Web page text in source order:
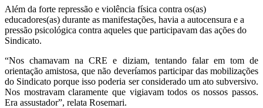
Além da forte repressão e violência física contra os(as)
educadores(as) durante as manifestações, havia a autocensura e a
pressão psicológica contra aqueles que participavam das ações do
Sindicato.
“Nos chamavam na CRE e diziam, tentando falar em tom de
orientação amistosa, que não deveríamos participar das mobilizações
do Sindicato porque isso poderia ser considerado um ato subversivo.
Nos mostravam claramente que vigiavam todos os nossos passos.
Era assustador”, relata Rosemari.